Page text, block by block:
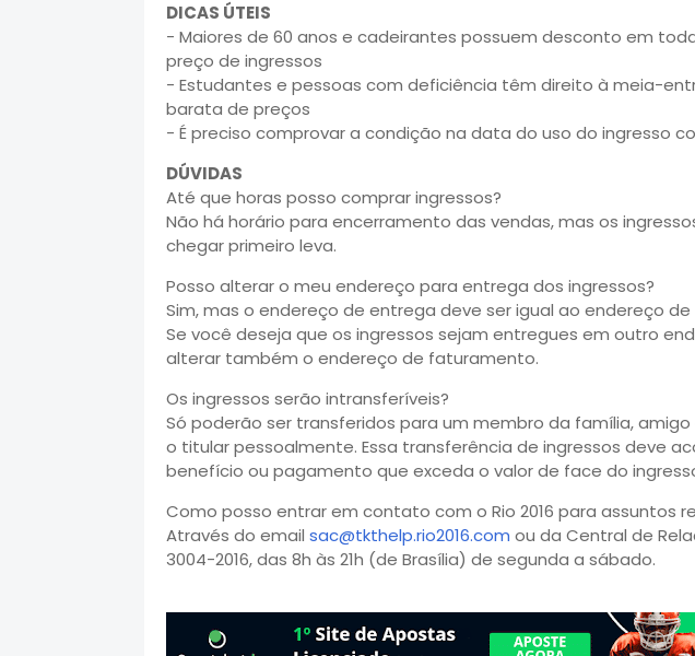
DICAS ÚTEIS
- Maiores de 60 anos e cadeirantes possuem desconto em
preço de ingressos
- Estudantes e pessoas com deficiência têm direito à meia-
barata de preços
- É preciso comprovar a condição na data do uso do ingresso
DÚVIDAS
Até que horas posso comprar ingressos?
Não há horário para encerramento das vendas, mas os
chegar primeiro leva.
Posso alterar o meu endereço para entrega dos ingressos?
Sim, mas o endereço de entrega deve ser igual ao endereço
Se você deseja que os ingressos sejam entregues em outro
alterar também o endereço de faturamento.
Os ingressos serão intransferíveis?
Só poderão ser transferidos para um membro da família,
o titular pessoalmente. Essa transferência de ingressos deve
benefício ou pagamento que exceda o valor de face do
Como posso entrar em contato com o Rio 2016 para assuntos
Através do email sac@tkthelp.rio2016.com ou da Central de
3004-2016, das 8h às 21h (de Brasília) de segunda a sábado.